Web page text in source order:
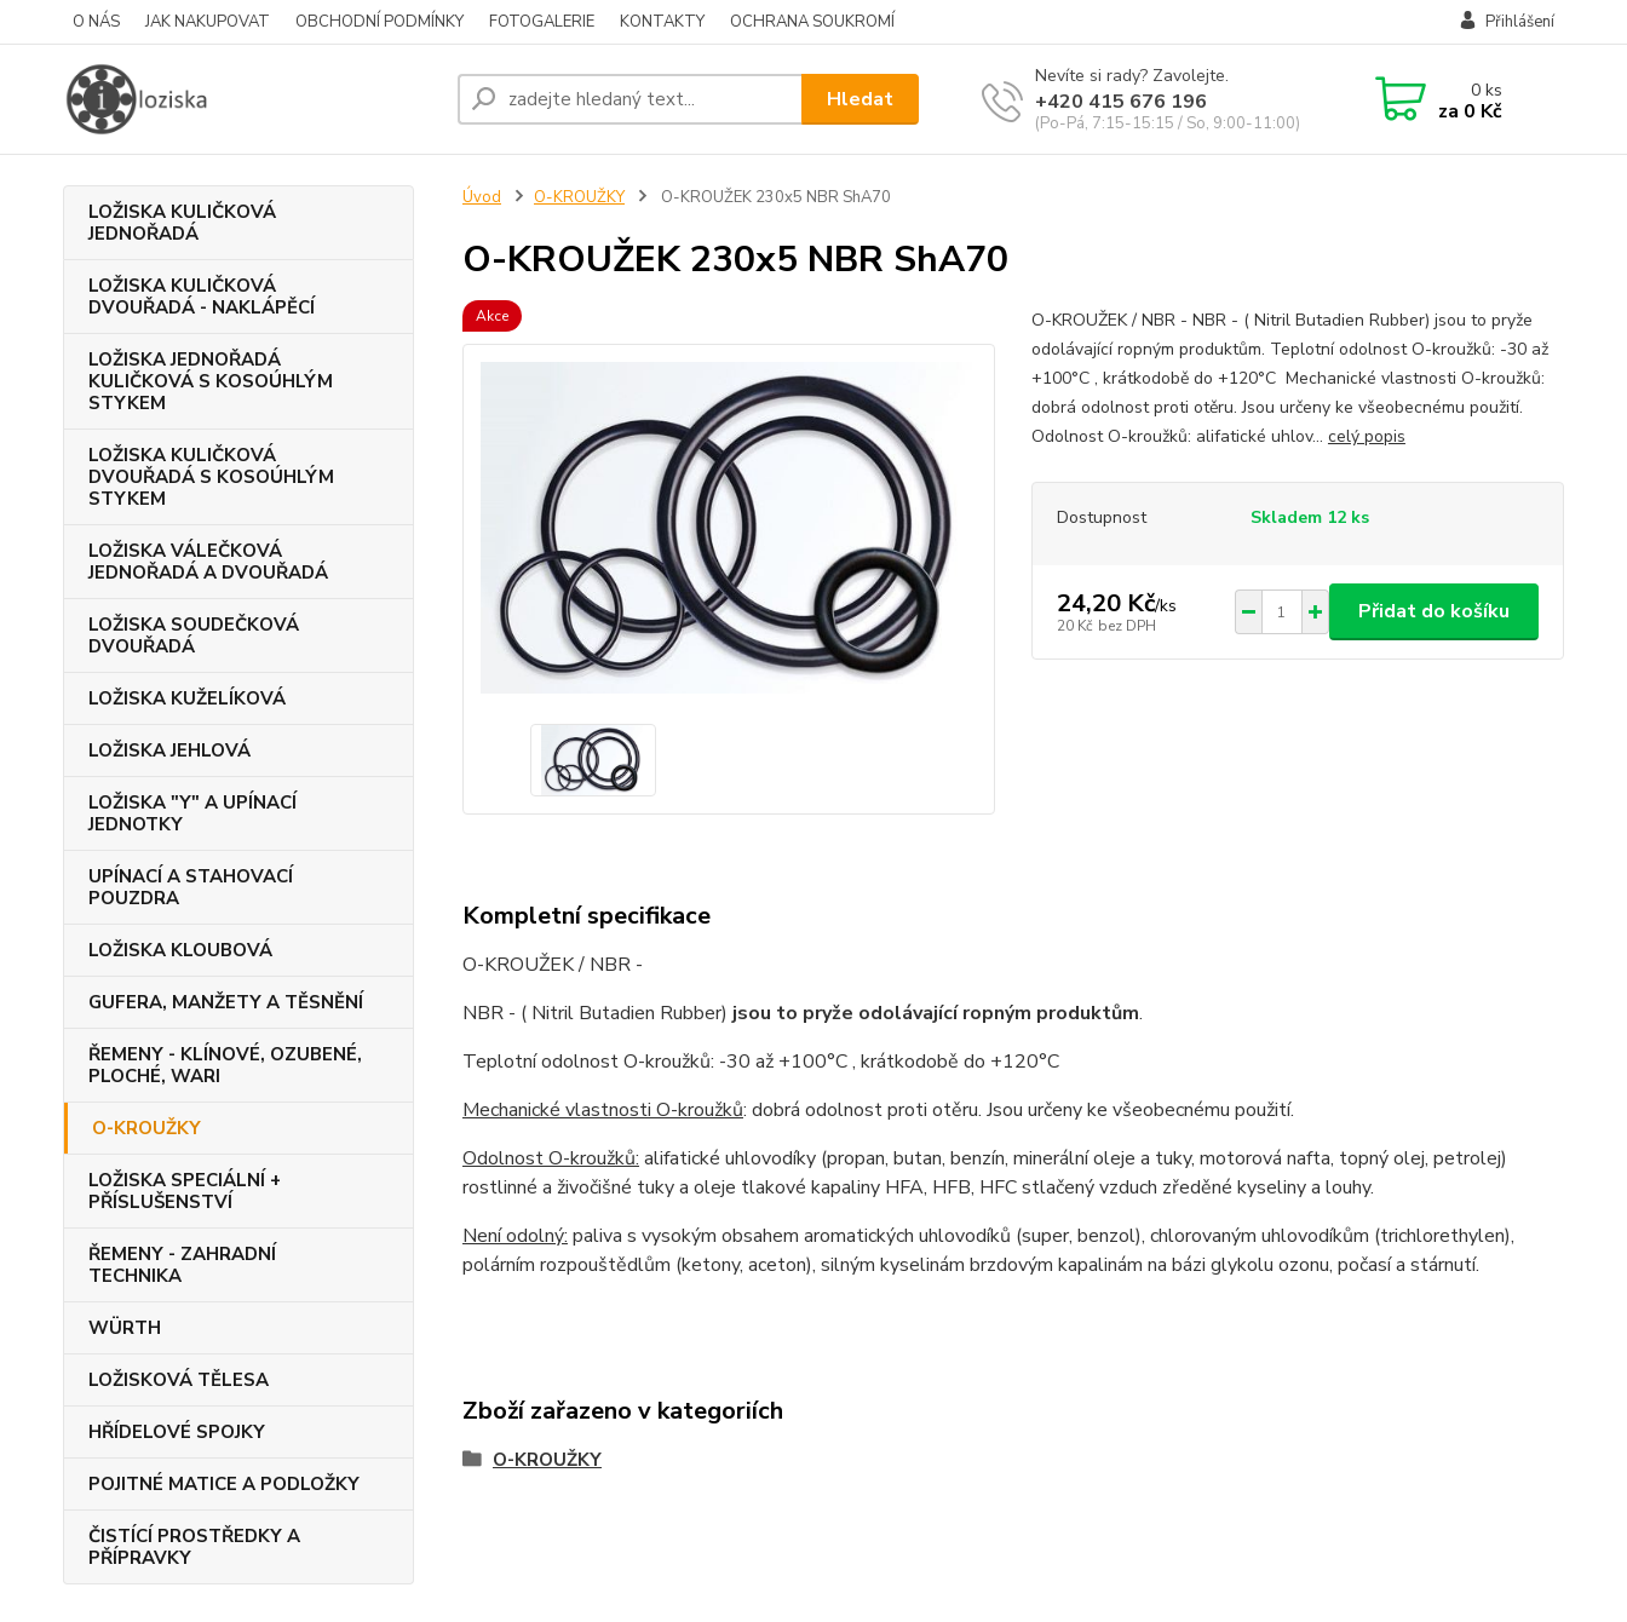
O NÁS JAK NAKUPOVAT OBCHODNÍ PODMÍNKY FOTOGALERIE KONTAKTY OCHRANA SOUKROMÍ Přihlášení
Hledat
Nevíte si rady? Zavolejte.
+420 415 676 196
(Po-Pá, 7:15-15:15 / So, 9:00-11:00)
0ks
za 0 Kč
LOŽISKA KULIČKOVÁ
JEDNOŘADÁ
LOŽISKA KULIČKOVÁ
DVOUŘADÁ - NAKLÁPĚCÍ
LOŽISKA JEDNOŘADÁ
KULIČKOVÁ S KOSOÚHLÝM
STYKEM
LOŽISKA KULIČKOVÁ
DVOUŘADÁ S KOSOÚHLÝM
STYKEM
LOŽISKA VÁLEČKOVÁ
JEDNOŘADÁ A DVOUŘADÁ
LOŽISKA SOUDEČKOVÁ
DVOUŘADÁ
LOŽISKA KUŽELÍKOVÁ
LOŽISKA JEHLOVÁ
LOŽISKA "Y" A UPÍNACÍ
JEDNOTKY
UPÍNACÍ A STAHOVACÍ
POUZDRA
LOŽISKA KLOUBOVÁ
GUFERA, MANŽETY A TĚSNĚNÍ
ŘEMENY - KLÍNOVÉ, OZUBENÉ,
PLOCHÉ, WARI
O-KROUŽKY
LOŽISKA SPECIÁLNÍ +
PŘÍSLUŠENSTVÍ
ŘEMENY - ZAHRADNÍ
TECHNIKA
WÜRTH
LOŽISKOVÁ TĚLESA
HŘÍDELOVÉ SPOJKY
POJITNÉ MATICE A PODLOŽKY
ČISTÍCÍ PROSTŘEDKY A
PŘÍPRAVKY
Úvod O-KROUŽKY O-KROUŽEK 230x5 NBR ShA70
O-KROUŽEK 230x5 NBR ShA70
Akce
O-KROUŽEK / NBR - NBR - ( Nitril Butadien Rubber) jsou to pryže
odolávající ropným produktům. Teplotní odolnost O-kroužků: -30 až
+100°C , krátkodobě do +120°C Mechanické vlastnosti O-kroužků:
dobrá odolnost proti otěru. Jsou určeny ke všeobecnému použití.
Odolnost O-kroužků: alifatické uhlov... celý popis
Dostupnost Skladem 12 ks
24,20 Kč/ks
20 Kč bez DPH
Přidat do košíku
Kompletní specifikace
O-KROUŽEK / NBR -
NBR - ( Nitril Butadien Rubber) jsou to pryže odolávající ropným produktům.
Teplotní odolnost O-kroužků: -30 až +100°C , krátkodobě do +120°C
Mechanické vlastnosti O-kroužků: dobrá odolnost proti otěru. Jsou určeny ke všeobecnému použití.
Odolnost O-kroužků: alifatické uhlovodíky (propan, butan, benzín, minerální oleje a tuky, motorová nafta, topný olej, petrolej)
rostlinné a živočišné tuky a oleje tlakové kapaliny HFA, HFB, HFC stlačený vzduch zředěné kyseliny a louhy.
Není odolný: paliva s vysokým obsahem aromatických uhlovodíků (super, benzol), chlorovaným uhlovodíkům (trichlorethylen),
polárním rozpouštědlům (ketony, aceton), silným kyselinám brzdovým kapalinám na bázi glykolu ozonu, počasí a stárnutí.
Zboží zařazeno v kategoriích
O-KROUŽKY